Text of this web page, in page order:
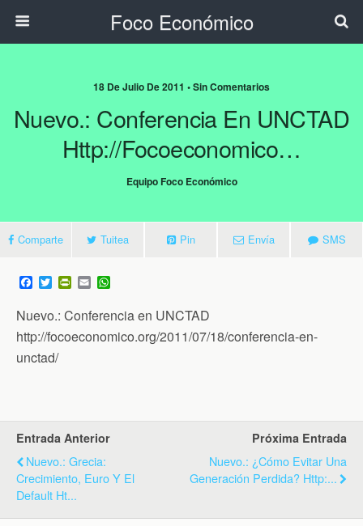
Foco Económico
18 De Julio De 2011 • Sin Comentarios
Nuevo.: Conferencia En UNCTAD
Http://focoeconomico…
Equipo Foco Económico
Comparte Tuitea Pin Envía SMS
F
a
e
b
o
o
T
w
t
t
e
r
P
i
n
t
F
l
y
E
m
a
i
l
t
s
A
Nuevo.: Conferencia en UNCTAD
http://focoeconomico.org/2011/07/18/conferencia-en-
unctad/
Entrada Anterior
Nuevo.: Grecia:
Crecimiento, Euro Y El
Default Ht...
Próxima Entrada
Nuevo.: ¿Cómo Evitar Una
Generación Perdida? Http:...